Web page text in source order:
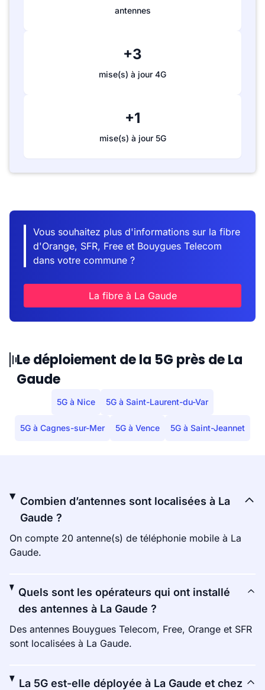
antennes
+3
mise(s) à jour 4G
+1
mise(s) à jour 5G
Vous souhaitez plus d'informations sur la fibre
d'Orange, SFR, Free et Bouygues Telecom
dans votre commune ?
La fibre à La Gaude
Le déploiement de la 5G près de La
Gaude
5G à Nice 5G à Saint-Laurent-du-Var
5G à Cagnes-sur-Mer 5G à Vence 5G à Saint-Jeannet
Combien d’antennes sont localisées à La
Gaude ?
On compte 20 antenne(s) de téléphonie mobile à La
Gaude.
Quels sont les opérateurs qui ont installé
des antennes à La Gaude ?
Des antennes Bouygues Telecom, Free, Orange et SFR
sont localisées à La Gaude.
La 5G est-elle déployée à La Gaude et chez